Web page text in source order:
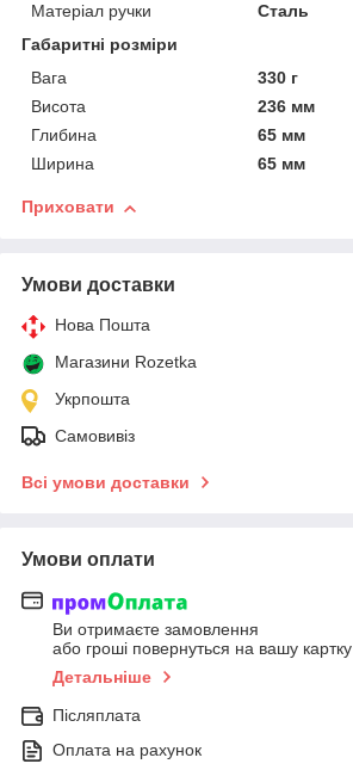
Матеріал ручки
Сталь
Габаритні розміри
Вага
330 г
Висота
236 мм
Глибина
65 мм
Ширина
65 мм
Приховати
Умови доставки
Нова Пошта
Магазини Rozetka
Укрпошта
Самовивіз
Всі умови доставки
Умови оплати
Ви отримаєте замовлення
або гроші повернуться на вашу картку
Детальніше
Післяплата
Оплата на рахунок